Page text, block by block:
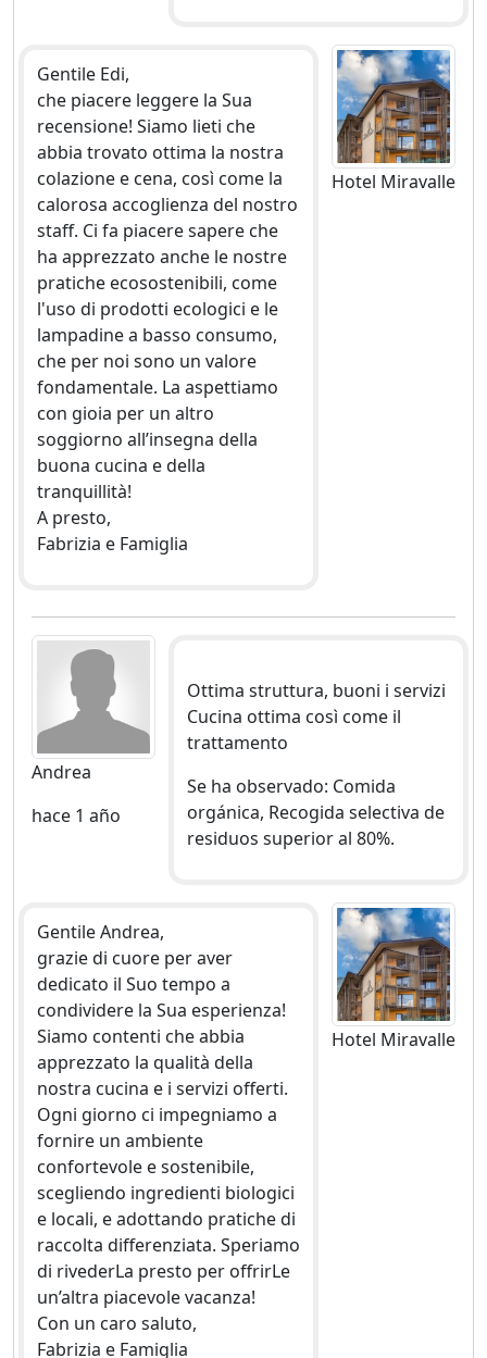
Gentile Edi,
che piacere leggere la Sua
recensione! Siamo lieti che
abbia trovato ottima la nostra
colazione e cena, così come la
calorosa accoglienza del nostro
staff. Ci fa piacere sapere che
ha apprezzato anche le nostre
pratiche ecosostenibili, come
l'uso di prodotti ecologici e le
lampadine a basso consumo,
che per noi sono un valore
fondamentale. La aspettiamo
con gioia per un altro
soggiorno all’insegna della
buona cucina e della
tranquillità!
A presto,
Fabrizia e Famiglia
Hotel Miravalle
Andrea
hace 1 año
Ottima struttura, buoni i servizi
Cucina ottima così come il
trattamento
Se ha observado: Comida
orgánica, Recogida selectiva de
residuos superior al 80%.
Gentile Andrea,
grazie di cuore per aver
dedicato il Suo tempo a
condividere la Sua esperienza!
Siamo contenti che abbia
apprezzato la qualità della
nostra cucina e i servizi offerti.
Ogni giorno ci impegniamo a
fornire un ambiente
confortevole e sostenibile,
scegliendo ingredienti biologici
e locali, e adottando pratiche di
raccolta differenziata. Speriamo
di rivederLa presto per offrirLe
un’altra piacevole vacanza!
Con un caro saluto,
Fabrizia e Famiglia
Hotel Miravalle